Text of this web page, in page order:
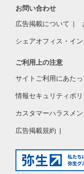
お問い合わせ
広告掲載について
シェアオフィス・イ
ご利用上の注意
サイトご利用にあたっ
情報セキュリティポ
カスタマーハラスメ
広告掲載規約